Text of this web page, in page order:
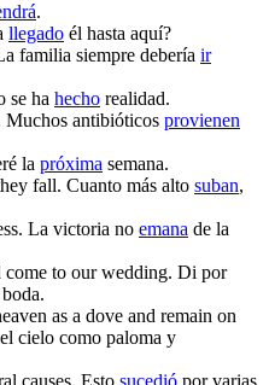
.
llegado él hasta aquí?
familia siempre debería ir
se ha hecho realidad.
Muchos antibióticos provienen
la próxima semana.
fall. Cuanto más alto suban,
La victoria no emana de la
come to our wedding. Di por
as a dove and remain on
cielo como paloma y